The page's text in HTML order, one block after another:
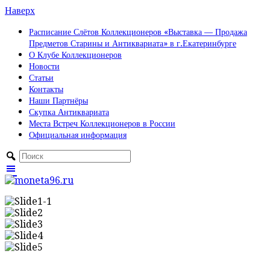
Наверх
Расписание Слётов Коллекционеров «Выставка — Продажа
Предметов Старины и Антиквариата» в г.Екатеринбурге
О Клубе Коллекционеров
Новости
Статьи
Контакты
Наши Партнёры
Скупка Антиквариата
Места Встреч Коллекционеров в России
Официальная информация